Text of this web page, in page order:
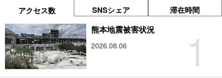
アクセス数 SNSシェア 滞在時間
1
熊本地震被害状況
2026.08.06